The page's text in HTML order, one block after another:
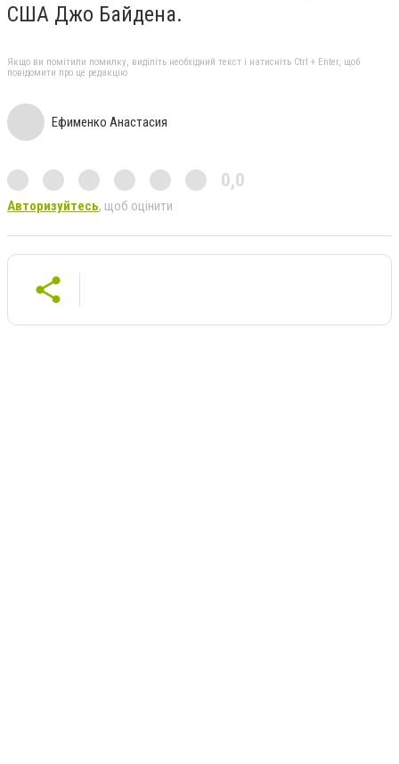
США Джо Байдена.
Якщо ви помітили помилку, виділіть необхідний текст і натисніть Ctrl + Enter, щоб
повідомити про це редакцію
Ефименко Анастасия
0,0
Авторизуйтесь, щоб оцінити